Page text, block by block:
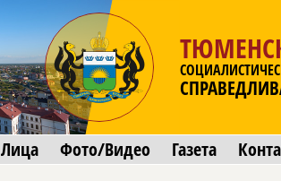
Лица Фото/Видео Газета